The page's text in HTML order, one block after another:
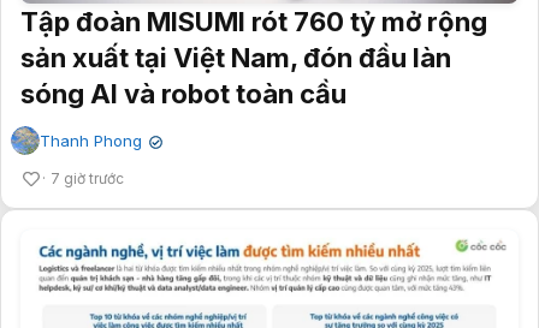
Tập đoàn MISUMI rót 760 tỷ mở rộng
sản xuất tại Việt Nam, đón đầu làn
sóng AI và robot toàn cầu
Thanh Phong ✔
7 giờ trước